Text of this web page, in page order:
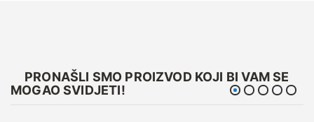
PRONAŠLI SMO PROIZVOD KOJI BI VAM SE
MOGAO SVIDJETI!